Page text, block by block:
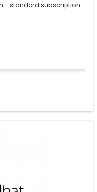
- standard subscription